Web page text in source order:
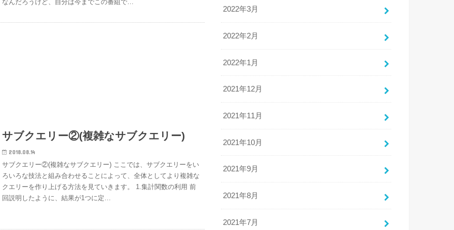
なんだろうけど、自分は今までこの番組で…
サブクエリー②(複雑なサブクエリー)
2018.08.14
サブクエリー②(複雑なサブクエリー) ここでは、サブクエリーをい
ろいろな技法と組み合わせることによって、全体としてより複雑な
クエリーを作り上げる方法を見ていきます。 1.集計関数の利用 前
回説明したように、結果が1つに定…
2022年3月
2022年2月
2022年1月
2021年12月
2021年11月
2021年10月
2021年9月
2021年8月
2021年7月